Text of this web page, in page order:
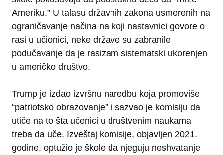
Ameriku.” U talasu državnih zakona usmerenih na
ograničavanje načina na koji nastavnici govore o
rasi u učionici, neke države su zabranile
podučavanje da je rasizam sistematski ukorenjen
u američko društvo.
Trump je izdao izvršnu naredbu koja promoviše
“patriotsko obrazovanje” i sazvao je komisiju da
utiče na to šta učenici u društvenim naukama
treba da uče. Izveštaj komisije, objavljen 2021.
godine, optužio je škole da njeguju neshvatanje